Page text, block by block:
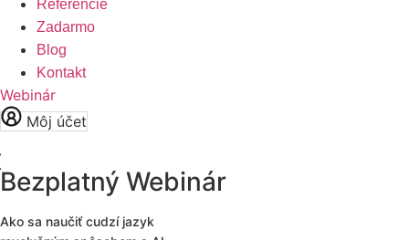
Referencie
Zadarmo
Blog
Kontakt
Webinár
Môj účet
Bezplatný Webinár
Ako sa naučiť cudzí jazyk